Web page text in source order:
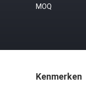
MOQ
Kenmerken